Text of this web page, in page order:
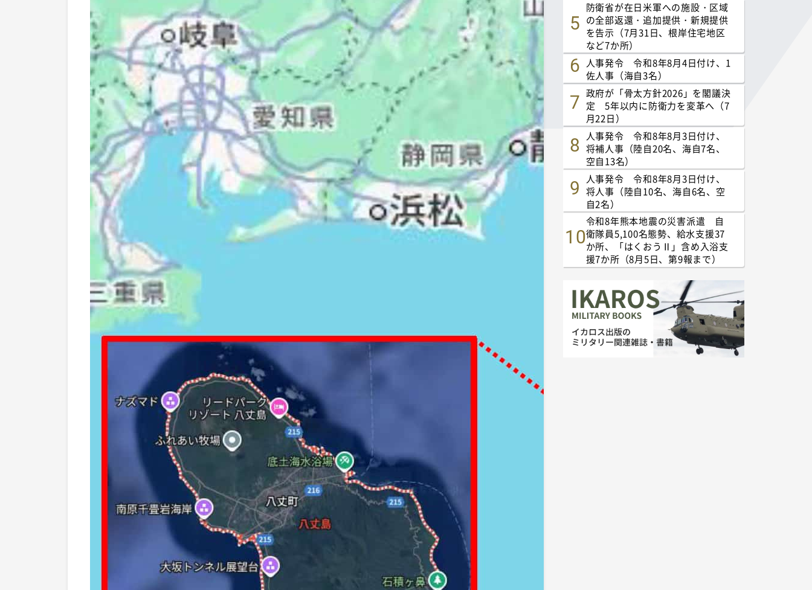
防衛省が在日米軍への施設・区域
の全部返還・追加提供・新規提供
を告示（7月31日、根岸住宅地区
など7か所）
人事発令 令和8年8月4日付け、1
佐人事（海自3名）
政府が「骨太方針2026」を閣議決
定 5年以内に防衛力を変革へ（7
月22日）
人事発令 令和8年8月3日付け、
将補人事（陸自20名、海自7名、
空自13名）
人事発令 令和8年8月3日付け、
将人事（陸自10名、海自6名、空
自2名）
令和8年熊本地震の災害派遣 自
衛隊員5,100名態勢、給水支援37
か所、「はくおうⅡ」含め入浴支
援7か所（8月5日、第9報まで）